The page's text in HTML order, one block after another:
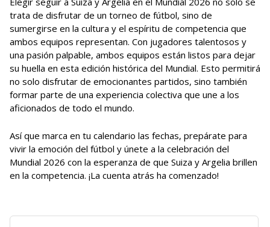
trata de disfrutar de un torneo de fútbol, sino de
sumergirse en la cultura y el espíritu de competencia que
ambos equipos representan. Con jugadores talentosos y
una pasión palpable, ambos equipos están listos para dejar
su huella en esta edición histórica del Mundial. Esto permitirá
no solo disfrutar de emocionantes partidos, sino también
formar parte de una experiencia colectiva que une a los
aficionados de todo el mundo.
Así que marca en tu calendario las fechas, prepárate para
vivir la emoción del fútbol y únete a la celebración del
Mundial 2026 con la esperanza de que Suiza y Argelia brillen
en la competencia. ¡La cuenta atrás ha comenzado!